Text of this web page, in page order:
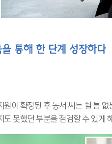
을 통해 한 단계 성장하다
원이 확정된 후 동서 씨는 쉴 틈
도 못했던 부분을 점검할 수 있게